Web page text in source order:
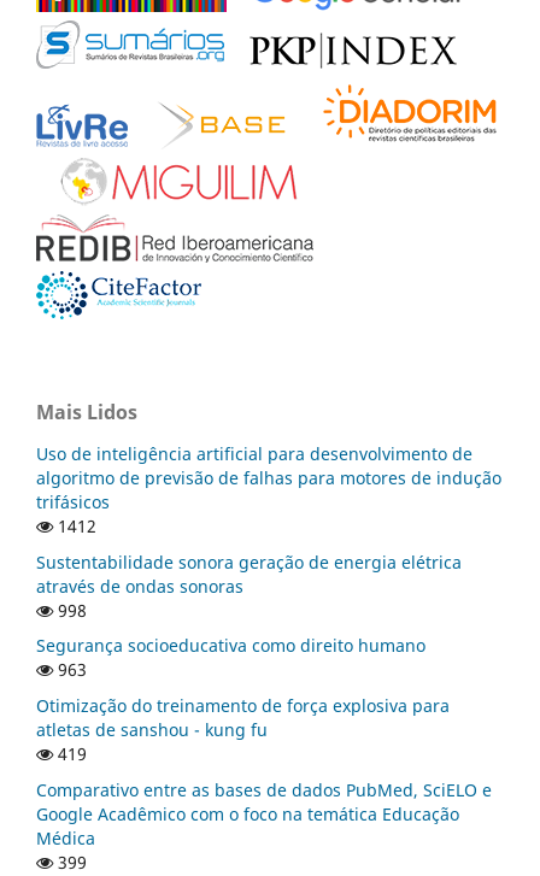
Mais Lidos
Uso de inteligência artificial para desenvolvimento de
algoritmo de previsão de falhas para motores de indução
trifásicos
1412
Sustentabilidade sonora geração de energia elétrica
através de ondas sonoras
998
Segurança socioeducativa como direito humano
963
Otimização do treinamento de força explosiva para
atletas de sanshou - kung fu
419
Comparativo entre as bases de dados PubMed, SciELO e
Google Acadêmico com o foco na temática Educação
Médica
399